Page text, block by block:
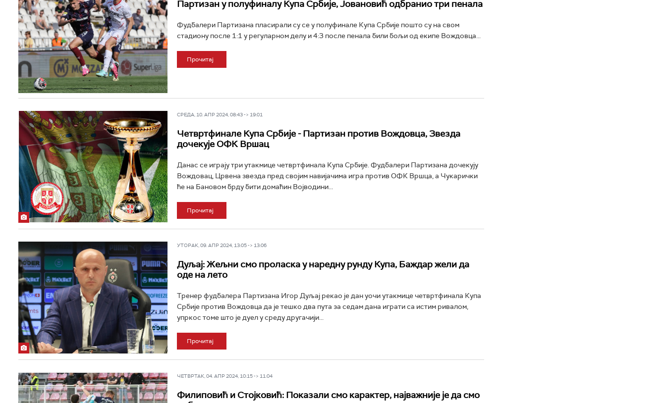
Партизан у полуфиналу Купа Србије, Јовановић одбранио три пенала
Фудбалери Партизана пласирали су се у полуфинале Купа Србије пошто су на свом
стадиону после 1:1 у регуларном делу и 4:3 после пенала били бољи од екипе Вождовца...
Прочитај
СРЕДА, 10. АПР 2024, 08:43 -> 19:01
Четвртфинале Купа Србије - Партизан против Вождовца, Звезда
дочекује ОФК Вршац
Данас се играју три утакмице четвртфинала Купа Србије. Фудбалери Партизана дочекују
Вождовац, Црвена звезда пред својим навијачима игра против ОФК Вршца, а Чукарички
ће на Бановом брду бити домаћин Војводини...
Прочитај
УТОРАК, 09. АПР 2024, 13:05 -> 13:06
Дуљај: Жељни смо проласка у наредну рунду Купа, Баждар жели да
оде на лето
Тренер фудбалера Партизана Игор Дуљај рекао је дан уочи утакмице четвртфинала Купа
Србије против Вождовца да је тешко два пута за седам дана играти са истим ривалом,
упркос томе што је дуел у среду другачији...
Прочитај
ЧЕТВРТАК, 04. АПР 2024, 10:15 -> 11:04
Филиповић и Стојковић: Показали смо карактер, најважније је да смо